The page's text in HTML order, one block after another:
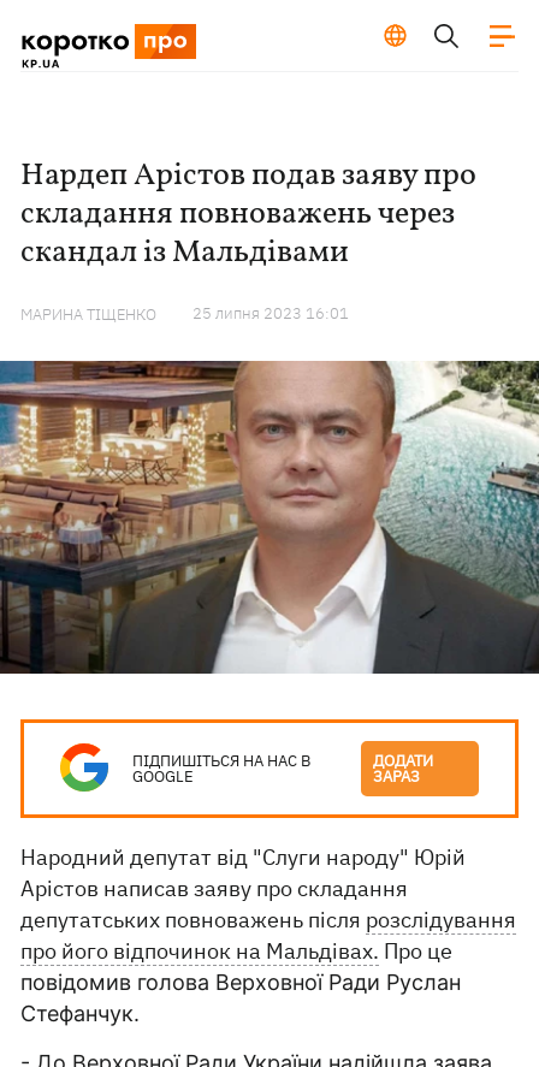
Нардеп Арістов подав заяву про
складання повноважень через
скандал із Мальдівами
МАРИНА ТІЩЕНКО 25 липня 2023 16:01
ПІДПИШІТЬСЯ НА НАС В
GOOGLE
ДОДАТИ
ЗАРАЗ
Народний депутат від "Слуги народу" Юрій
Арістов написав заяву про складання
депутатських повноважень після розслідування
про його відпочинок на Мальдівах. Про це
повідомив голова Верховної Ради Руслан
Стефанчук.